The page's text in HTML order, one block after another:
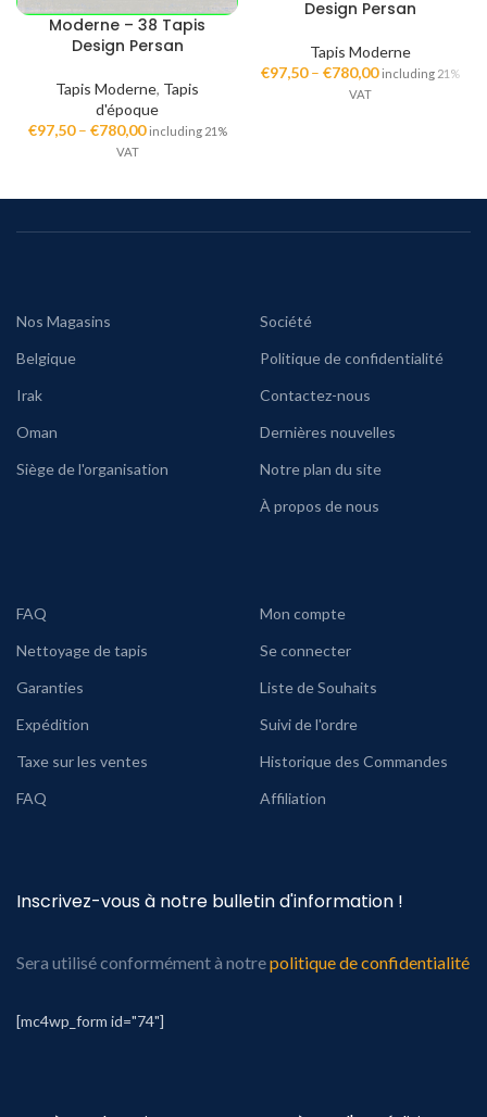
Moderne – 38 Tapis
Design Persan
Tapis Moderne, Tapis
d'époque
€97,50– €780,00 including 21%
VAT
Design Persan
Tapis Moderne
€97,50– €780,00 including 21%
VAT
Nos Magasins
Belgique
Irak
Oman
Siège de l'organisation
Société
Politique de confidentialité
Contactez-nous
Dernières nouvelles
Notre plan du site
À propos de nous
FAQ
Nettoyage de tapis
Garanties
Expédition
Taxe sur les ventes
FAQ
Mon compte
Se connecter
Liste de Souhaits
Suivi de l'ordre
Historique des Commandes
Affiliation
Inscrivez-vous à notre bulletin d'information !
Sera utilisé conformément à notrepolitique de confidentialité
[mc4wp_form id="74"]